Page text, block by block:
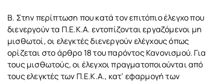
Β. Στην περίπτωση που κατά τον επιτόπιο έλεγχο που
διενεργούν τα Π.Ε.Κ.Α. εντοπίζονται εργαζόμενοι μη
μισθωτοί, οι ελεγκτές διενεργούν ελέγχους όπως
ορίζεται στο άρθρο 18 του παρόντος Κανονισμού. Για
τους μισθωτούς, οι έλεγχοι πραγματοποιούνται από
τους ελεγκτές των Π.Ε.Κ.Α., κατ’ εφαρμογή των